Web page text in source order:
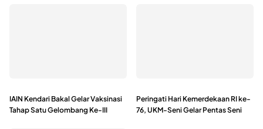
IAIN Kendari Bakal Gelar Vaksinasi
Tahap Satu Gelombang Ke-III
Peringati Hari Kemerdekaan RI ke-
76, UKM-Seni Gelar Pentas Seni